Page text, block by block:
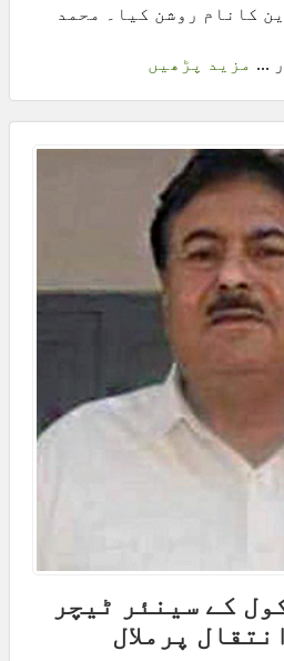
کانام روشن کیا۔ محمد
... مزید پڑھیں
کے سینئر ٹیچر
پرملال